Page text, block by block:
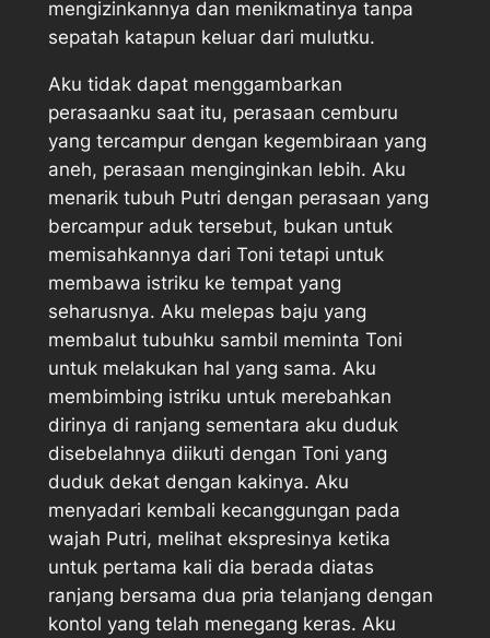
mengizinkannya dan menikmatinya tanpa
sepatah katapun keluar dari mulutku.
Aku tidak dapat menggambarkan
perasaanku saat itu, perasaan cemburu
yang tercampur dengan kegembiraan yang
aneh, perasaan menginginkan lebih. Aku
menarik tubuh Putri dengan perasaan yang
bercampur aduk tersebut, bukan untuk
memisahkannya dari Toni tetapi untuk
membawa istriku ke tempat yang
seharusnya. Aku melepas baju yang
membalut tubuhku sambil meminta Toni
untuk melakukan hal yang sama. Aku
membimbing istriku untuk merebahkan
dirinya di ranjang sementara aku duduk
disebelahnya diikuti dengan Toni yang
duduk dekat dengan kakinya. Aku
menyadari kembali kecanggungan pada
wajah Putri, melihat ekspresinya ketika
untuk pertama kali dia berada diatas
ranjang bersama dua pria telanjang dengan
kontol yang telah menegang keras. Aku